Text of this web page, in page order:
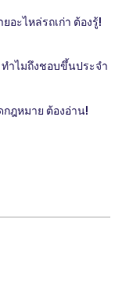
อะไหล่รถเก่า ต้องรู้!
ำไมถึงชอบขึ้นประจำ
กฎหมาย ต้องอ่าน!